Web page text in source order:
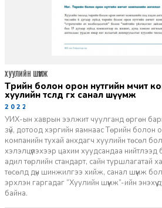
төрийн болон орон нутгийн өмчит компанийн тухай
хуулийн төсөлд өгөх санал шүүмж
2022-06-23
УИХ-ын хаврын ээлжит чуулганд өргөн
зүй, дотоод хэргийн яамнаас Төрийн болон
компанийн тухай анхдагч хуулийн төсөл
хэлэлцүүлэхээр цахим хуудсандаа
адил төрлийн стандарт, сайн туршлагатай
төсөлд дүн шинжилгээ хийж, санал шүүмж
эрхлэн гаргадаг “Хуулийн шүүмж”-ийн
байна.
ХУУЛИЙН ШҮҮМЖ